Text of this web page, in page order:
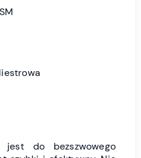
jest do bezszwowego